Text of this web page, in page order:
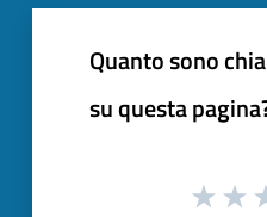
Quanto sono
su questa